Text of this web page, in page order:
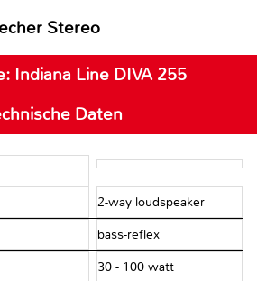
Stereo
Indiana Line DIVA 255
Daten
2-way loudspeaker
bass-reflex
30 - 100 watt